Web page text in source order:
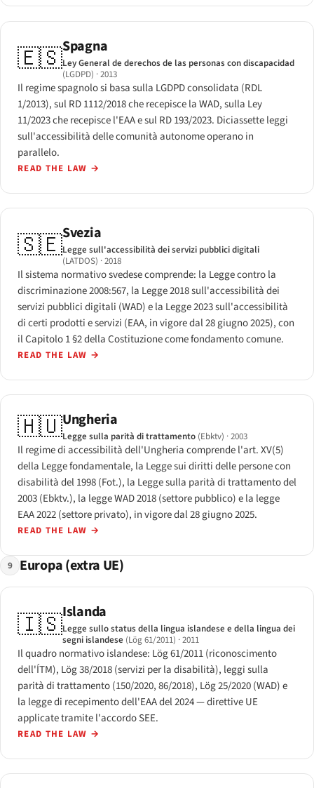
🇪🇸Spagna
Ley General de derechos de las personas con discapacidad
(LGDPD) · 2013
Il regime spagnolo si basa sulla LGDPD consolidata (RDL
1/2013), sul RD 1112/2018 che recepisce la WAD, sulla Ley
11/2023 che recepisce l'EAA e sul RD 193/2023. Diciassette leggi
sull'accessibilità delle comunità autonome operano in
parallelo.
READ THE LAW →
🇸🇪Svezia
Legge sull'accessibilità dei servizi pubblici digitali
(LATDOS) · 2018
Il sistema normativo svedese comprende: la Legge contro la
discriminazione 2008:567, la Legge 2018 sull'accessibilità dei
servizi pubblici digitali (WAD) e la Legge 2023 sull'accessibilità
di certi prodotti e servizi (EAA, in vigore dal 28 giugno 2025), con
il Capitolo 1 §2 della Costituzione come fondamento comune.
READ THE LAW →
🇭🇺Ungheria
Legge sulla parità di trattamento (Ebktv) · 2003
Il regime di accessibilità dell'Ungheria comprende l'art. XV(5)
della Legge fondamentale, la Legge sui diritti delle persone con
disabilità del 1998 (Fot.), la Legge sulla parità di trattamento del
2003 (Ebktv.), la legge WAD 2018 (settore pubblico) e la legge
EAA 2022 (settore privato), in vigore dal 28 giugno 2025.
READ THE LAW →
9 Europa (extra UE)
🇮🇸Islanda
Legge sullo status della lingua islandese e della lingua dei
segni islandese (Lög 61/2011) · 2011
Il quadro normativo islandese: Lög 61/2011 (riconoscimento
dell'ÍTM), Lög 38/2018 (servizi per la disabilità), leggi sulla
parità di trattamento (150/2020, 86/2018), Lög 25/2020 (WAD) e
la legge di recepimento dell'EAA del 2024 — direttive UE
applicate tramite l'accordo SEE.
READ THE LAW →